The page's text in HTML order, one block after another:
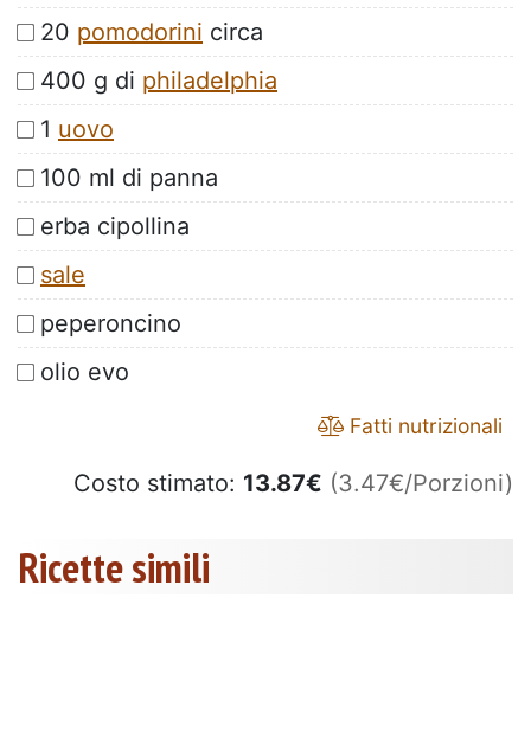
20 pomodorini circa
400 g di philadelphia
1 uovo
100 ml di panna
erba cipollina
sale
peperoncino
olio evo
Fatti nutrizionali
Costo stimato: 13.87€ (3.47€/Porzioni)
Ricette simili